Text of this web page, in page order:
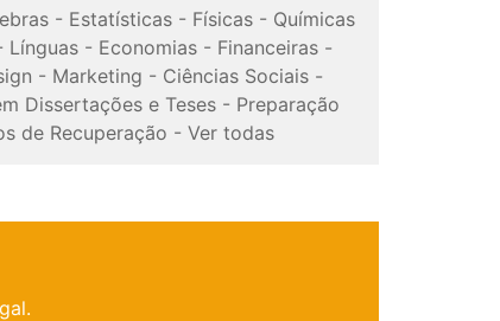
- Estatísticas- Físicas- Químicas
Línguas - Economias - Financeiras -
- Marketing - Ciências Sociais-
Dissertações e Teses - Preparação
de Recuperação - Ver todas